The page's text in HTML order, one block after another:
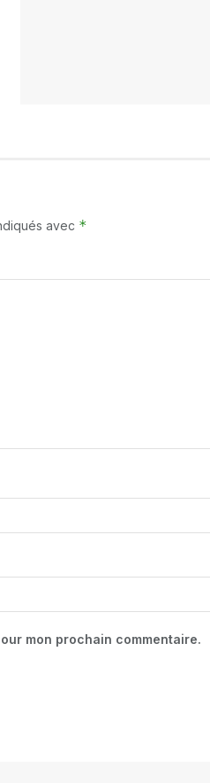
avec *
mon prochain commentaire.